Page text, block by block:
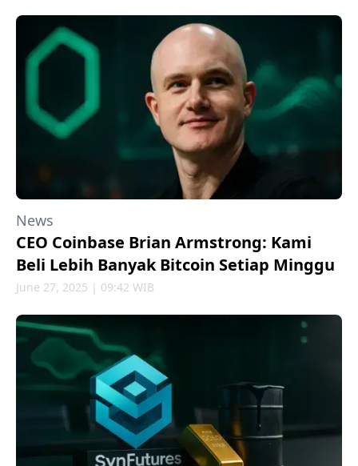
News
CEO Coinbase Brian Armstrong: Kami
Beli Lebih Banyak Bitcoin Setiap Minggu
June 27, 2025 | 09:42 WIB